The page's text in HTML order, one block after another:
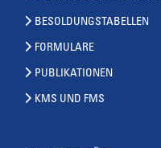
BESOLDUNGSTABELLEN
FORMULARE
PUBLIKATIONEN
KMS UND FMS